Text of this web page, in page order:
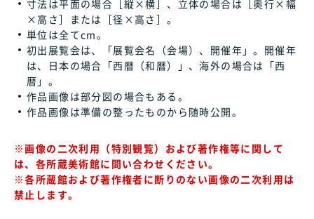
寸法は平面の場合［縦×横］、立体の場合は［奥行×幅
×高さ］または［径×高さ］。
単位は全てcm。
初出展覧会は、「展覧会名（会場）、開催年」。開催年
は、日本の場合「西暦（和暦）」、海外の場合は「西
暦」。
作品画像は部分図の場合もある。
作品画像は準備の整ったものから随時公開。
※画像の二次利用（特別観覧）および著作権等に関して
は、各所蔵美術館に問い合わせください。
※各所蔵館および著作権者に断りのない画像の二次利用は
禁止します。